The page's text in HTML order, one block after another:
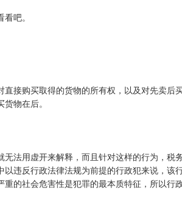
吧。
接购买取得的货物的所有权，以及对先卖后
物在后。
法用虚开来解释，而且针对这样的行为，税
违反行政法律法规为前提的行政犯来说，该
的社会危害性是犯罪的最本质特征，所以行